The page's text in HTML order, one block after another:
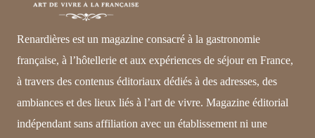
Renardières est un magazine consacré à la gastronomie
française, à l’hôtellerie et aux expériences de séjour en France,
à travers des contenus éditoriaux dédiés à des adresses, des
ambiances et des lieux liés à l’art de vivre. Magazine éditorial
indépendant sans affiliation avec un établissement ni une